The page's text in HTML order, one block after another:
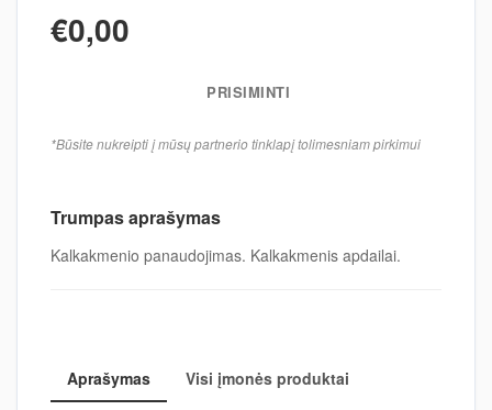
€0,00
PRISIMINTI
*Būsite nukreipti į mūsų partnerio tinklapį tolimesniam pirkimui
Trumpas aprašymas
Kalkakmenio panaudojimas. Kalkakmenis apdailai.
Aprašymas
Visi įmonės produktai